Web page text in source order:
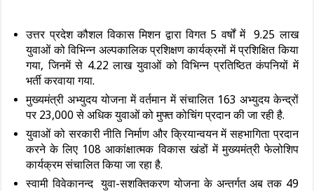
उत्तर प्रदेश कौशल विकास मिशन द्वारा विगत 5 वर्षों में 9.25 लाख
युवाओं को विभिन्न अल्पकालिक प्रशिक्षण कार्यक्रमों में प्रशिक्षित किया
गया, जिनमें से 4.22 लाख युवाओं को विभिन्न प्रतिष्ठित कंपनियों में
भर्ती करवाया गया.
मुख्यमंत्री अभ्युदय योजना में वर्तमान में संचालित 163 अभ्युदय केन्द्रों
पर 23,000 से अधिक युवाओं को मुफ्त कोचिंग प्रदान की जा रही है.
युवाओं को सरकारी नीति निर्माण और क्रियान्वयन में सहभागिता प्रदान
करने के लिए 108 आकांक्षात्मक विकास खंडों में मुख्यमंत्री फेलोशिप
कार्यक्रम संचालित किया जा रहा है.
स्वामी विवेकानन्द युवा-सशक्तिकरण योजना के अन्तर्गत अब तक 49